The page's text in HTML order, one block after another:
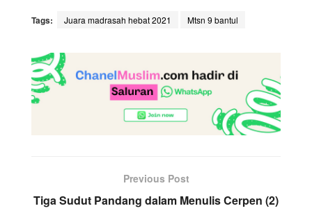
Tags: Juara madrasah hebat 2021 Mtsn 9 bantul
Previous Post
Tiga Sudut Pandang dalam Menulis Cerpen (2)